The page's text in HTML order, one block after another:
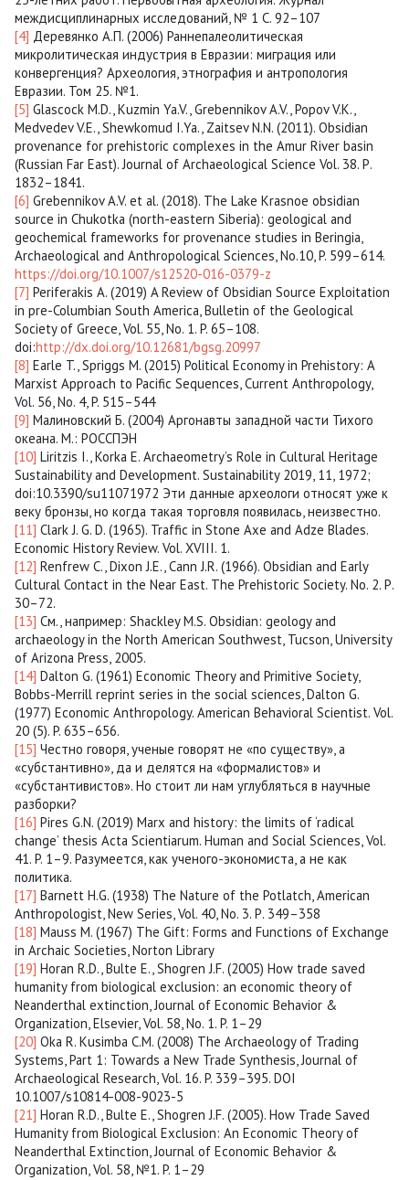
междисциплинарных исследований, № 1 С. 92–107
[4] Деревянко А.П. (2006) Раннепалеолитическая
микролитическая индустрия в Евразии: миграция или
конвергенция? Археология, этнография и антропология
Евразии. Том 25. №1.
[5] Glascock M.D., Kuzmin Ya.V., Grebennikov A.V., Popov V.K.,
Medvedev V.E., Shewkomud I.Ya., Zaitsev N.N. (2011). Obsidian
provenance for prehistoric complexes in the Amur River basin
(Russian Far East). Journal of Archaeological Science Vol. 38. Р.
1832–1841.
[6] Grebennikov A.V. et al. (2018). The Lake Krasnoe obsidian
source in Chukotka (north-eastern Siberia): geological and
geochemical frameworks for provenance studies in Beringia,
Archaeological and Anthropological Sciences, No.10, P. 599–614.
https://doi.org/10.1007/s12520-016-0379-z
[7] Periferakis A. (2019) A Review of Obsidian Source Exploitation
in pre-Columbian South America, Bulletin of the Geological
Society of Greece, Vol. 55, No. 1. P. 65–108.
doi:http://dx.doi.org/10.12681/bgsg.20997
[8] Earle T., Spriggs M. (2015) Political Economy in Prehistory: A
Marxist Approach to Pacific Sequences, Current Anthropology,
Vol. 56, No. 4, P. 515–544
[9] Малиновский Б. (2004) Аргонавты западной части Тихого
океана. М.: РОССПЭН
[10] Liritzis I., Korka E. Archaeometry’s Role in Cultural Heritage
Sustainability and Development. Sustainability 2019, 11, 1972;
doi:10.3390/su11071972 Эти данные археологи относят уже к
веку бронзы, но когда такая торговля появилась, неизвестно.
[11] Clark J. G. D. (1965). Traffic in Stone Axe and Adze Blades.
Economic History Review. Vol. XVIII. 1.
[12] Renfrew C., Dixon J.E., Cann J.R. (1966). Obsidian and Early
Cultural Contact in the Near East. The Prehistoric Society. No. 2. Р.
30–72.
[13] См., например: Shackley M.S. Obsidian: geology and
archaeology in the North American Southwest, Tucson, University
of Arizona Press, 2005.
[14] Dalton G. (1961) Economic Theory and Primitive Society,
Bobbs-Merrill reprint series in the social sciences, Dalton G.
(1977) Economic Anthropology. American Behavioral Scientist. Vol.
20 (5). P. 635–656.
[15] Честно говоря, ученые говорят не «по существу», а
«субстантивно», да и делятся на «формалистов» и
«субстантивистов». Но стоит ли нам углубляться в научные
разборки?
[16] Pires G.N. (2019) Marx and history: the limits of ‘radical
change’ thesis Acta Scientiarum. Human and Social Sciences, Vol.
41. P. 1–9. Разумеется, как ученого-экономиста, а не как
политика.
[17] Barnett H.G. (1938) The Nature of the Potlatch, American
Anthropologist, New Series, Vol. 40, No. 3. Р. 349–358
[18] Mauss M. (1967) The Gift: Forms and Functions of Exchange
in Archaic Societies, Norton Library
[19] Horan R.D., Bulte E., Shogren J.F. (2005) How trade saved
humanity from biological exclusion: an economic theory of
Neanderthal extinction, Journal of Economic Behavior &
Organization, Elsevier, Vol. 58, No. 1. P. 1–29
[20] Oka R. Kusimba C.M. (2008) The Archaeology of Trading
Systems, Part 1: Towards a New Trade Synthesis, Journal of
Archaeological Research, Vol. 16. P. 339–395. DOI
10.1007/s10814-008-9023-5
[21] Horan R.D., Bulte E., Shogren J.F. (2005). How Trade Saved
Humanity from Biological Exclusion: An Economic Theory of
Neanderthal Extinction, Journal of Economic Behavior &
Organization, Vol. 58, №1. P. 1–29